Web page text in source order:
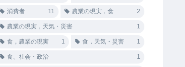
消費者 11 農業の現実，食 2
農業の現実，天気・災害 1
食，農業の現実 1 食，天気・災害 1
食、社会・政治 1